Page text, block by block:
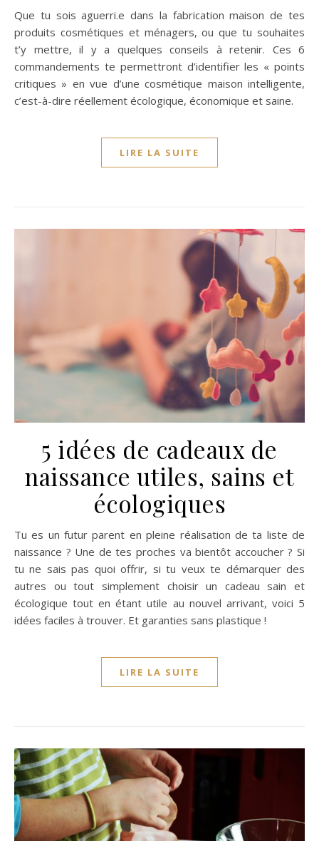
Que tu sois aguerri.e dans la fabrication maison de tes
produits cosmétiques et ménagers, ou que tu souhaites
t’y mettre, il y a quelques conseils à retenir. Ces 6
commandements te permettront d’identifier les « points
critiques » en vue d’une cosmétique maison intelligente,
c’est-à-dire réellement écologique, économique et saine.
LIRE LA SUITE
5 idées de cadeaux de
naissance utiles, sains et
écologiques
Tu es un futur parent en pleine réalisation de ta liste de
naissance ? Une de tes proches va bientôt accoucher ? Si
tu ne sais pas quoi offrir, si tu veux te démarquer des
autres ou tout simplement choisir un cadeau sain et
écologique tout en étant utile au nouvel arrivant, voici 5
idées faciles à trouver. Et garanties sans plastique !
LIRE LA SUITE